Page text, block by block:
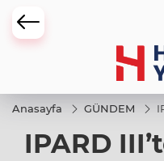
Anasayfa GÜNDEM
30
IPARD